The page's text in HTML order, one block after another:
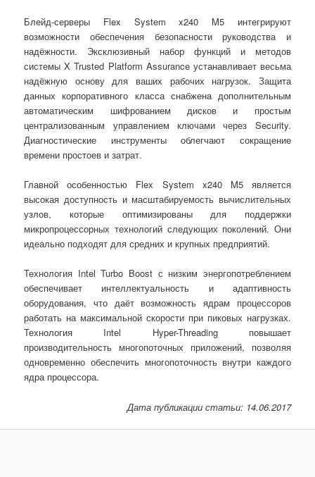
Блейд-серверы Flex System x240 M5 интегрируют
возможности обеспечения безопасности руководства и
надёжности. Эксклюзивный набор функций и методов
системы X Trusted Platform Assurance устанавливает весьма
надёжную основу для ваших рабочих нагрузок. Защита
данных корпоративного класса снабжена дополнительным
автоматическим шифрованием дисков и простым
централизованным управлением ключами через Security.
Диагностические инструменты облегчают сокращение
времени простоев и затрат.
Главной особенностью Flex System x240 M5 является
высокая доступность и масштабируемость вычислительных
узлов, которые оптимизированы для поддержки
микропроцессорных технологий следующих поколений. Они
идеально подходят для средних и крупных предприятий.
Технология Intel Turbo Boost с низким энергопотреблением
обеспечивает интеллектуальность и адаптивность
оборудования, что даёт возможность ядрам ​​процессоров
работать на максимальной скорости при пиковых нагрузках.
Технология Intel Hyper-Threading повышает
производительность многопоточных приложений, позволяя
одновременно обеспечить многопоточность внутри каждого
ядра процессора.
Дата публикации статьи: 14.06.2017